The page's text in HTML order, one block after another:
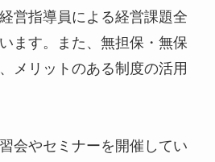
営指導員による経営課題全
ます。また、無担保・無保
メリットのある制度の活用
会やセミナーを開催してい